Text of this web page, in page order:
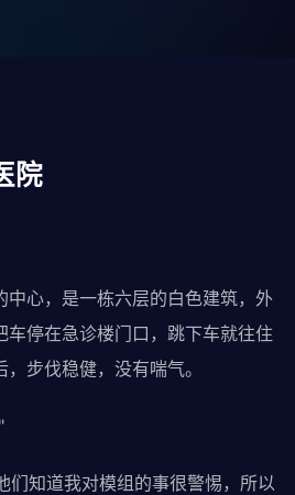
院
中心，是一栋六层的白色建筑，外
车停在急诊楼门口，跳下车就往住
步伐稳健，没有喘气。
们知道我对模组的事很警惕，所以